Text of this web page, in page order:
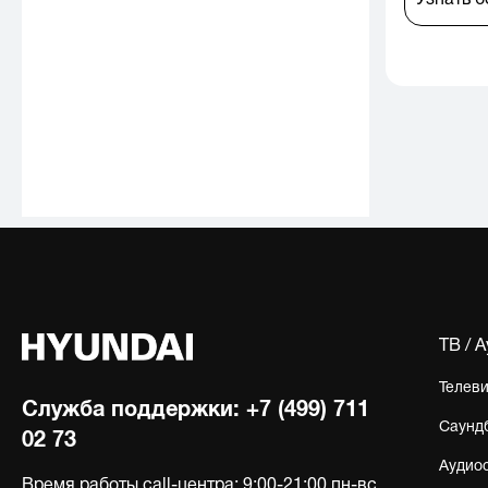
Служба поддержки: +7 (499) 711
02 73
ТВ /